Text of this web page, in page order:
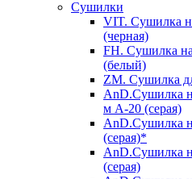
Сушилки
VIT. Сушилка
(черная)
FH. Сушилка
(белый)
ZM. Сушилка
AnD.Сушилка
м А-20 (серая)
AnD.Сушилка
(серая)*
AnD.Сушилка
(серая)